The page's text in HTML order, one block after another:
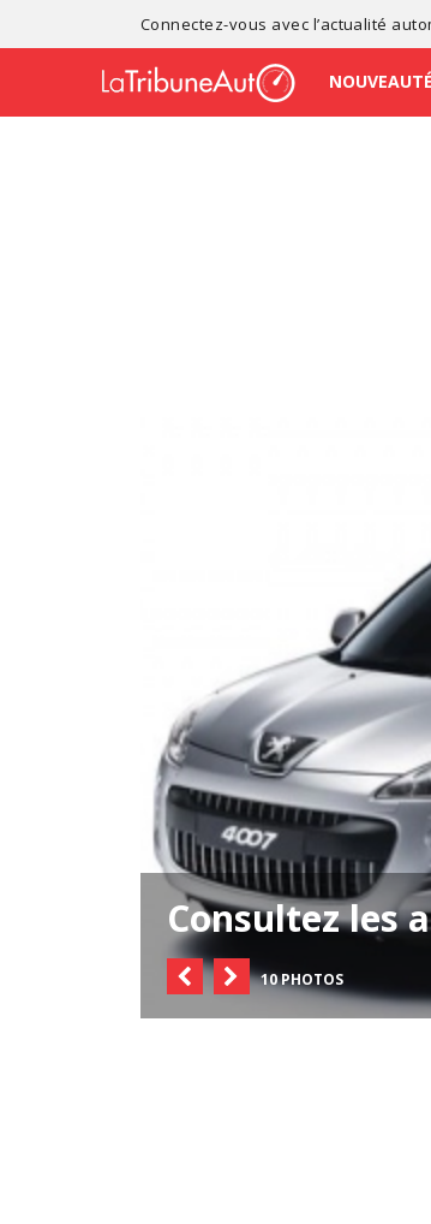
Connectez-vous avec l’actualité
Consultez les
10 PHOTOS